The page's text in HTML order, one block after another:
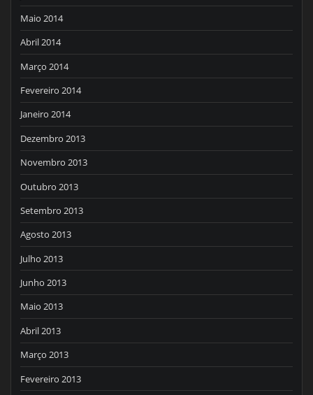
Maio 2014
Abril 2014
Março 2014
Fevereiro 2014
Janeiro 2014
Dezembro 2013
Novembro 2013
Outubro 2013
Setembro 2013
Agosto 2013
Julho 2013
Junho 2013
Maio 2013
Abril 2013
Março 2013
Fevereiro 2013